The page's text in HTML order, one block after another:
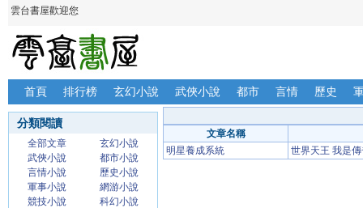
雲台書屋歡迎您
首頁 排行榜 玄幻小說 武俠小說 都市 言情 歷史
分類閱讀
全部文章
玄幻小說
武俠小說
都市小說
言情小說
歷史小說
軍事小說
網游小說
競技小說
科幻小說
文章名稱
明星養成系統
世界天王 我是